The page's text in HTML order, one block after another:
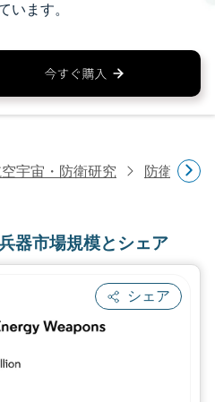
います。
宇宙・防衛研究 防衛研究
器市場規模とシェア
シェア